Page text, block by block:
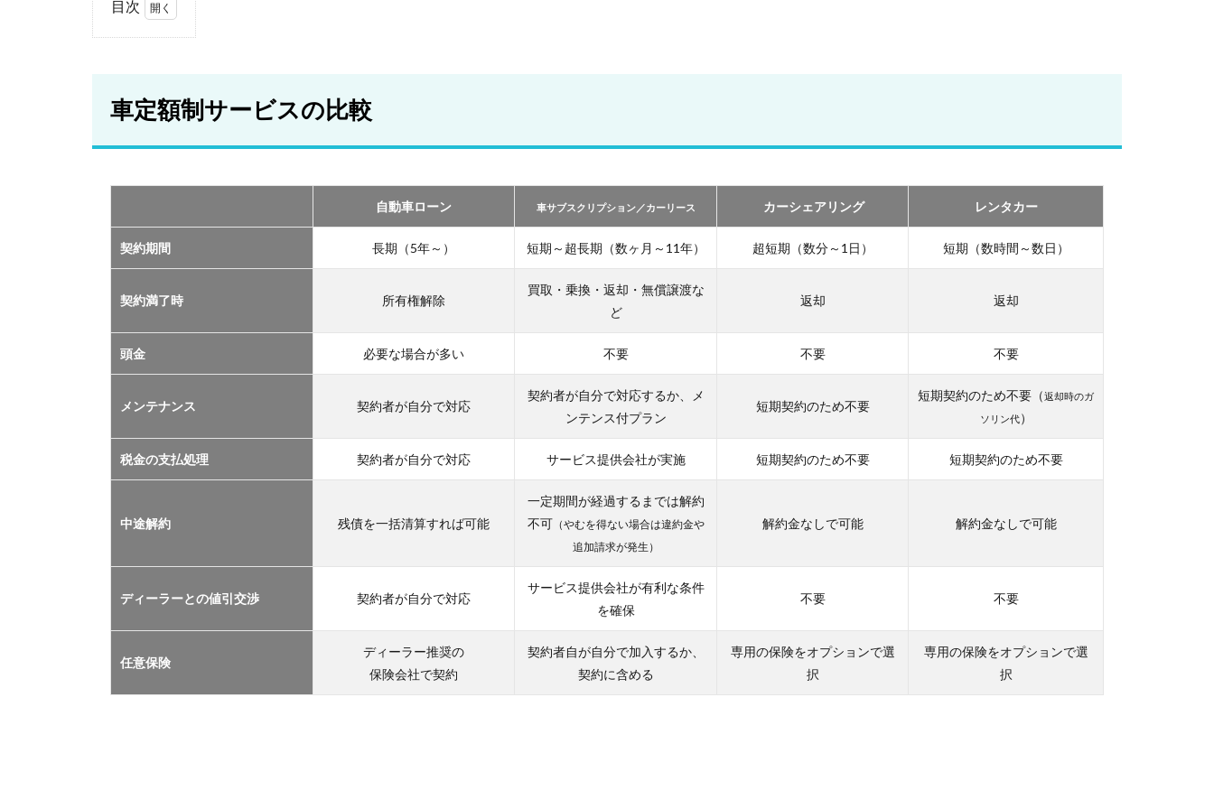
目次
制
ー
ス
比
較
2
おす
の定
額制
サー
TOP
2.1
車サ
クリ
マイ
カー
ス
2.3
車定額制サービスの比較
自動車ローン 車サブスクリプション／カーリース カーシェアリング レンタカー
契約期間 長期（5年～） 短期～超長期（数ヶ月～11年） 超短期（数分～1日） 短期（数時間～数日）
契約満了時 所有権解除
買取・乗換・返却・無償譲渡な
ど
返却 返却
頭金 必要な場合が多い 不要 不要 不要
メンテナンス 契約者が自分で対応
契約者が自分で対応するか、メ
ンテンス付プラン
短期契約のため不要
短期契約のため不要（返却時のガ
ソリン代）
税金の支払処理 契約者が自分で対応 サービス提供会社が実施 短期契約のため不要 短期契約のため不要
中途解約 残債を一括清算すれば可能
一定期間が経過するまでは解約
不可（やむを得ない場合は違約金や
追加請求が発生）
解約金なしで可能 解約金なしで可能
ディーラーとの値引交渉 契約者が自分で対応
サービス提供会社が有利な条件
を確保
不要 不要
任意保険
ディーラー推奨の
保険会社で契約
契約者自が自分で加入するか、
契約に含める
専用の保険をオプションで選
択
専用の保険をオプションで選
択